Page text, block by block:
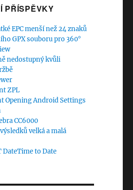
PŘÍSPĚVKY
EPC menší než 24 znaků
GPX souboru pro 360°
nedostupný kvůli
ZPL
Opening Android Settings
CC6000
velká a malá
DateTime to Date